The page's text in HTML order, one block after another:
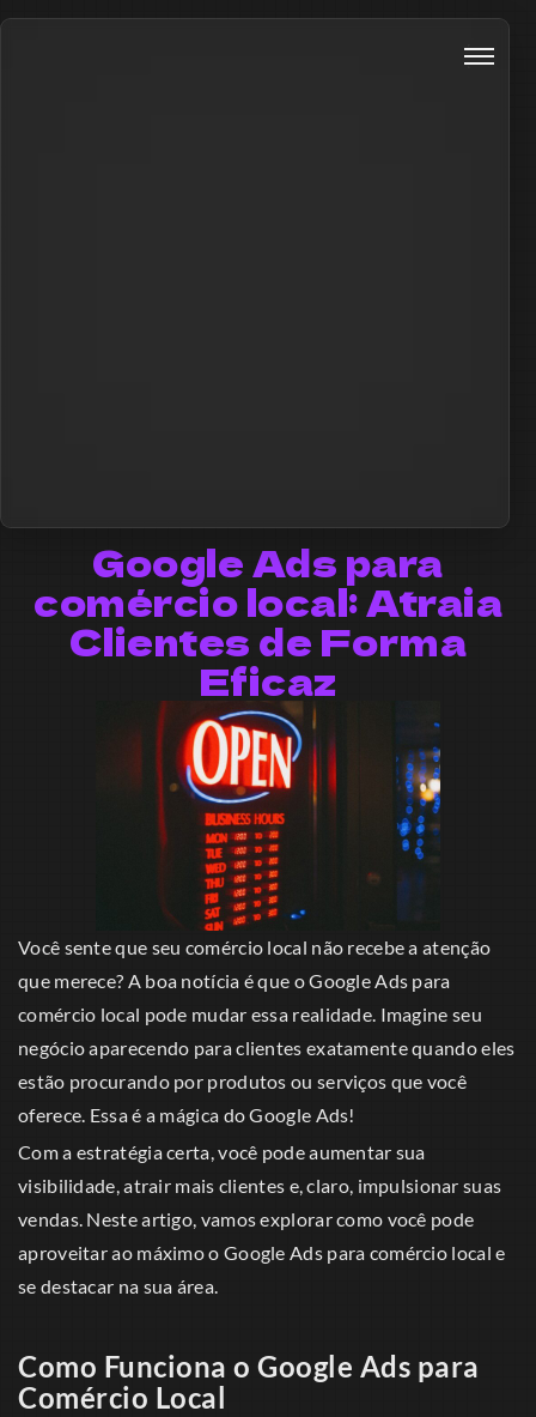
Google Ads para
comércio local: Atraia
Clientes de Forma
Eficaz
Você sente que seu comércio local não recebe a atenção
que merece? A boa notícia é que o Google Ads para
comércio local pode mudar essa realidade. Imagine seu
negócio aparecendo para clientes exatamente quando eles
estão procurando por produtos ou serviços que você
oferece. Essa é a mágica do Google Ads!
Com a estratégia certa, você pode aumentar sua
visibilidade, atrair mais clientes e, claro, impulsionar suas
vendas. Neste artigo, vamos explorar como você pode
aproveitar ao máximo o Google Ads para comércio local e
se destacar na sua área.
Como Funciona o Google Ads para
Comércio Local